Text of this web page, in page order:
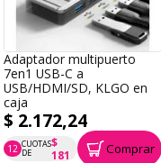
Adaptador multipuerto
7en1 USB-C a
USB/HDMI/SD, KLGO en
caja
$ 2.172,24
12 CUOTAS
DE
$
181
P.T.F. $ 2.172 Comprar